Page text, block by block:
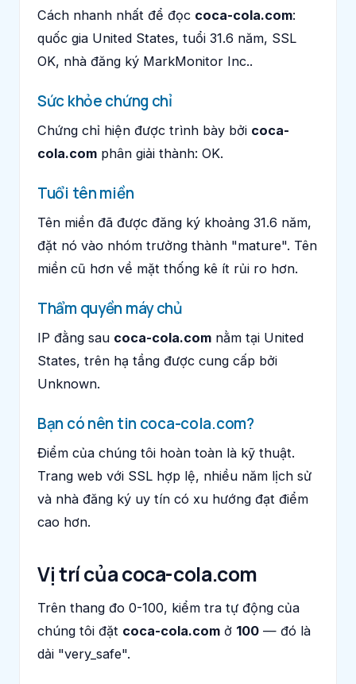
Cách nhanh nhất để đọc coca-cola.com:
quốc gia United States, tuổi 31.6 năm, SSL
OK, nhà đăng ký MarkMonitor Inc..
Sức khỏe chứng chỉ
Chứng chỉ hiện được trình bày bởi coca-
cola.com phân giải thành: OK.
Tuổi tên miền
Tên miền đã được đăng ký khoảng 31.6 năm,
đặt nó vào nhóm trưởng thành "mature". Tên
miền cũ hơn về mặt thống kê ít rủi ro hơn.
Thẩm quyền máy chủ
IP đằng sau coca-cola.com nằm tại United
States, trên hạ tầng được cung cấp bởi
Unknown.
Bạn có nên tin coca-cola.com?
Điểm của chúng tôi hoàn toàn là kỹ thuật.
Trang web với SSL hợp lệ, nhiều năm lịch sử
và nhà đăng ký uy tín có xu hướng đạt điểm
cao hơn.
Vị trí của coca-cola.com
Trên thang đo 0-100, kiểm tra tự động của
chúng tôi đặt coca-cola.com ở 100 — đó là
dải "very_safe".